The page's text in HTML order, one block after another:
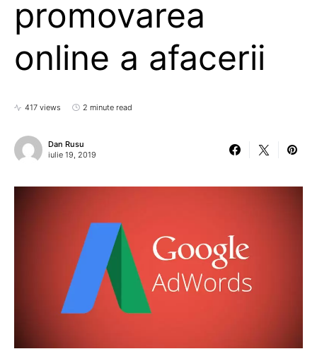
promovarea
online a afacerii
417 views 2 minute read
Dan Rusu
iulie 19, 2019